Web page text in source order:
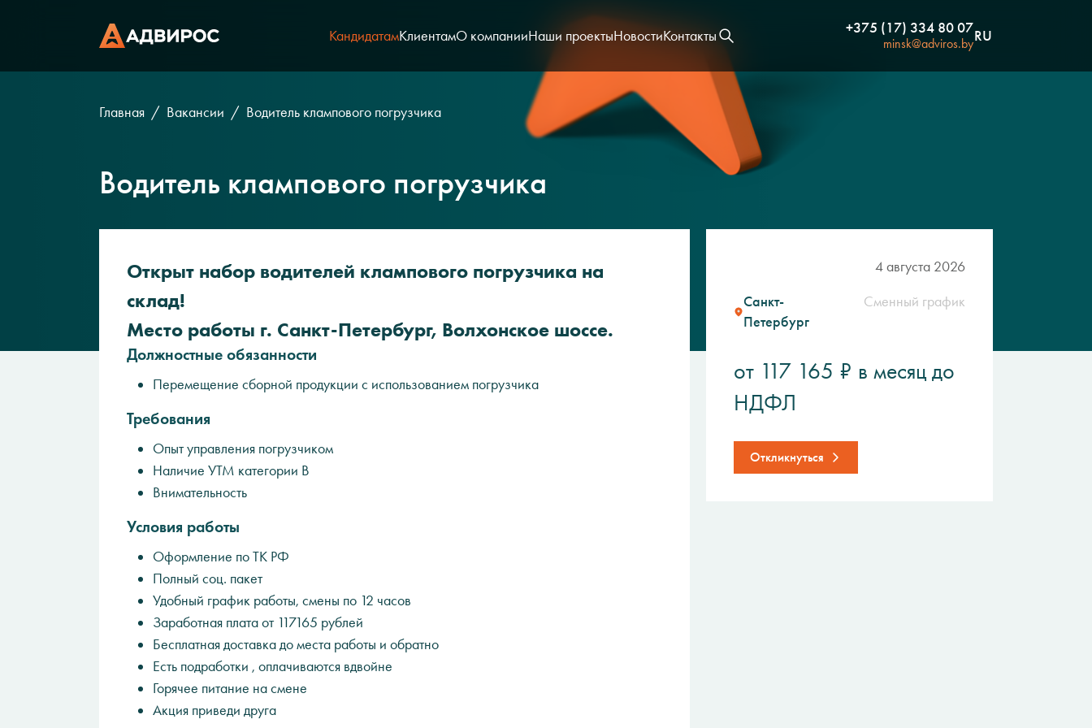
КандидатамКлиентамО компанииНаши проектыНовостиКонтакты +375 (17) 334 80 07
minsk@adviros.byRU
Главная Вакансии Водитель клампового погрузчика
Водитель клампового погрузчика
Открыт набор водителей клампового погрузчика на
склад!
Место работы г. Санкт-Петербург, Волхонское шоссе.
Должностные обязанности
Перемещение сборной продукции с использованием погрузчика
Требования
Опыт управления погрузчиком
Наличие УТМ категории В
Внимательность
Условия работы
Оформление по ТК РФ
Полный соц. пакет
Удобный график работы, смены по 12 часов
Заработная плата от 117165 рублей
Бесплатная доставка до места работы и обратно
Есть подработки , оплачиваются вдвойне
Горячее питание на смене
Акция приведи друга
4 августа 2026
Санкт-
Петербург
Сменный график
от 117 165 ₽ в месяц до
НДФЛ
Откликнуться